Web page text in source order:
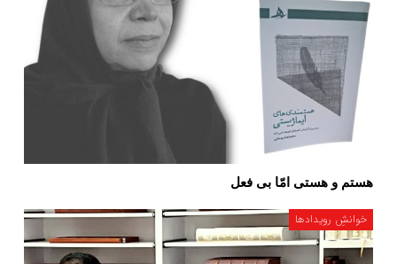
هستم و هستی امّا بی فعل
خوانشِ رویدادها